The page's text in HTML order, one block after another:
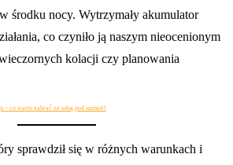
środku nocy. Wytrzymały akumulator
co czyniło ją naszym nieocenionym
kolacji czy planowania
– co warto zabrać ze sobą pod namiot?
sprawdził się w różnych warunkach i